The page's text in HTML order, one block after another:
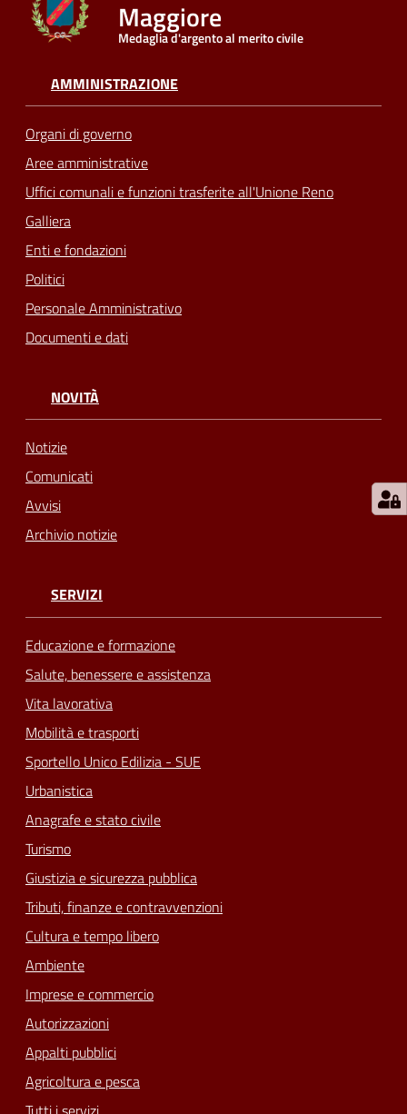
Seguici
Maggiore
Medaglia d'argento al merito civile
AMMINISTRAZIONE
Organi di governo
Aree amministrative
Uffici comunali e funzioni trasferite all'Unione Reno
Galliera
Enti e fondazioni
Politici
Personale Amministrativo
Documenti e dati
NOVITÀ
Notizie
Comunicati
Avvisi
Archivio notizie
SERVIZI
Educazione e formazione
Salute, benessere e assistenza
Vita lavorativa
Mobilità e trasporti
Sportello Unico Edilizia - SUE
Urbanistica
Anagrafe e stato civile
Turismo
Giustizia e sicurezza pubblica
Tributi, finanze e contravvenzioni
Cultura e tempo libero
Ambiente
Imprese e commercio
Autorizzazioni
Appalti pubblici
Agricoltura e pesca